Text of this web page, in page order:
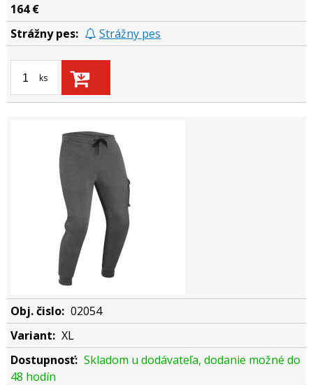
164 €
Strážny pes
ks
02054
XL
Skladom u dodávateľa, dodanie možné do
48 hodín